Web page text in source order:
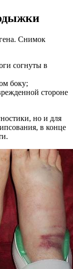
Снимок
согнуты в
боку;
стороне
но и для
в конце